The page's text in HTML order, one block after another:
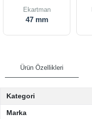
Ekartman
47 mm
Ürün Özellikleri
Kategori
Marka